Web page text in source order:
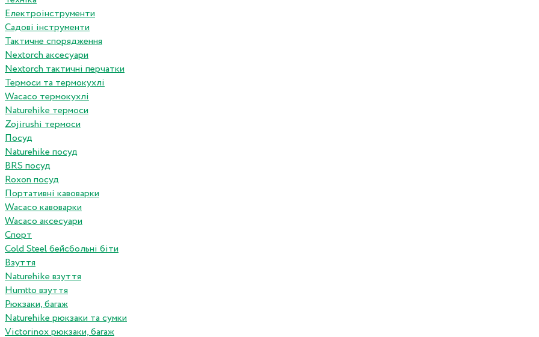
Електроінструменти
Садові інструменти
Тактичне спорядження
Nextorch аксесуари
Nextorch тактичні перчатки
Термоси та термокухлі
Wacaco термокухлі
Naturehike термоси
Zojirushi термоси
Посуд
Naturehike посуд
BRS посуд
Roxon посуд
Портативні кавоварки
Wacaco кавоварки
Wacaco аксесуари
Спорт
Cold Steel бейсбольні біти
Взуття
Naturehike взуття
Humtto взуття
Рюкзаки, багаж
Naturehike рюкзаки та сумки
Victorinox рюкзаки, багаж